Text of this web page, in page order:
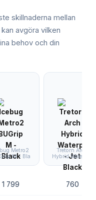
skillnaderna mellan
avgöra vilken
behov och din
Metro2
M - Bla
Tretorn Arch
Hybrid Waterpro
1 799 760